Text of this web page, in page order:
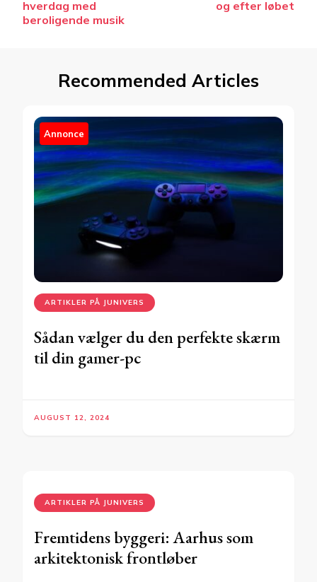
hverdag med
beroligende musik
og efter løbet
Recommended Articles
Annonce
ARTIKLER PÅ JUNIVERS
Sådan vælger du den perfekte skærm
til din gamer-pc
AUGUST 12, 2024
ARTIKLER PÅ JUNIVERS
Fremtidens byggeri: Aarhus som
arkitektonisk frontløber